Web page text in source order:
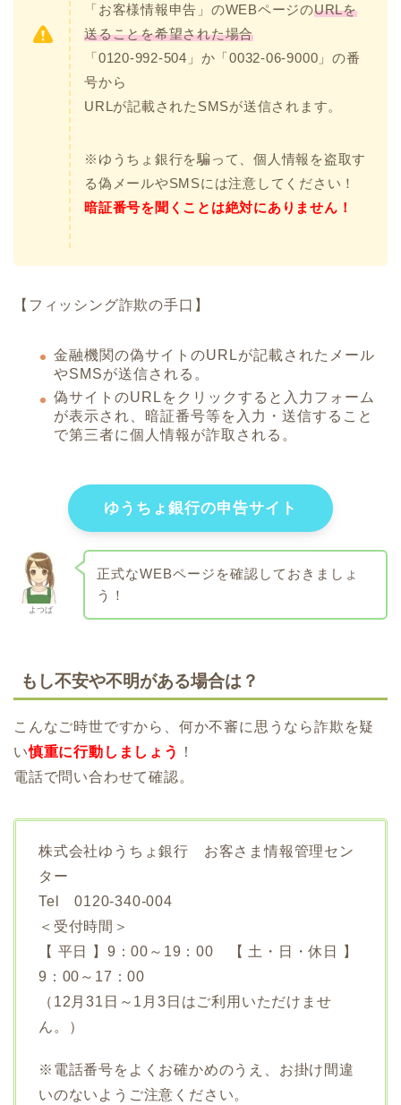
「お客様情報申告」のWEBページのURLを
送ることを希望された場合
「0120-992-504」か「0032-06-9000」の番
号から
URLが記載されたSMSが送信されます。
※ゆうちょ銀行を騙って、個人情報を盗取す
る偽メールやSMSには注意してください！
暗証番号を聞くことは絶対にありません！
【フィッシング詐欺の手口】
金融機関の偽サイトのURLが記載されたメール
やSMSが送信される。
偽サイトのURLをクリックすると入力フォーム
が表示され、暗証番号等を入力・送信すること
で第三者に個人情報が詐取される。
ゆうちょ銀行の申告サイト
よつば
正式なWEBページを確認しておきましょ
う！
もし不安や不明がある場合は？
こんなご時世ですから、何か不審に思うなら詐欺を疑
い慎重に行動しましょう
！
電話で問い合わせて確認。
株式会社ゆうちょ銀行 お客さま情報管理セン
ター
Tel 0120-340-004
＜受付時間＞
【 平日 】9：00～19：00 【 土・日・休日 】
9：00～17：00
（12月31日～1月3日はご利用いただけませ
ん。）
※電話番号をよくお確かめのうえ、お掛け間違
いのないようご注意ください。